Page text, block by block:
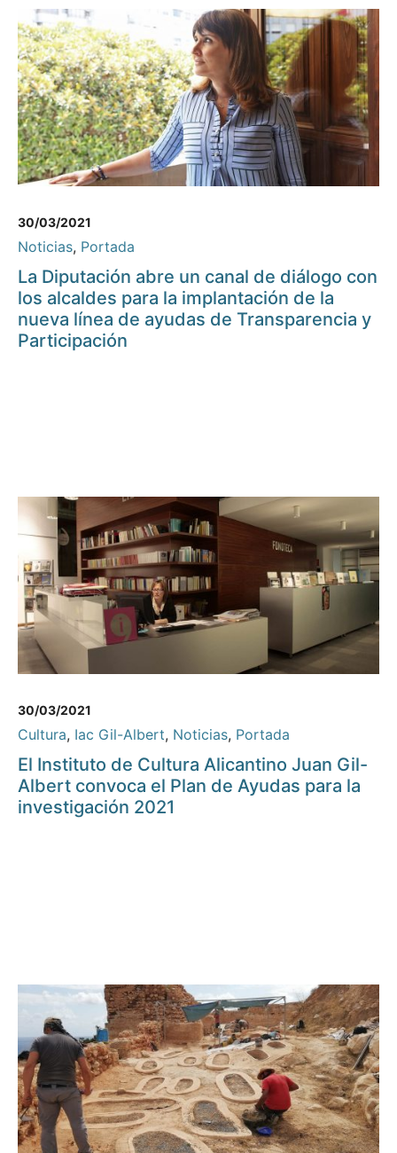
30/03/2021
Noticias, Portada
La Diputación abre un canal de diálogo con
los alcaldes para la implantación de la
nueva línea de ayudas de Transparencia y
Participación
30/03/2021
Cultura, Iac Gil-Albert, Noticias, Portada
El Instituto de Cultura Alicantino Juan Gil-
Albert convoca el Plan de Ayudas para la
investigación 2021